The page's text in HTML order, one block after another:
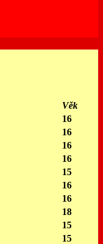
Věk
16
16
16
16
15
16
16
18
15
15